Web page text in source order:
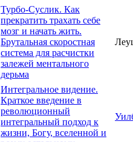
Турбо-Суслик. Как
прекратить трахать себе
мозг и начать жить.
Брутальная скоростная
система для расчистки
залежей ментального
дерьма
Интегральное видение.
Краткое введение в
революционный
интегральный подход к
жизни, Богу, вселенной и